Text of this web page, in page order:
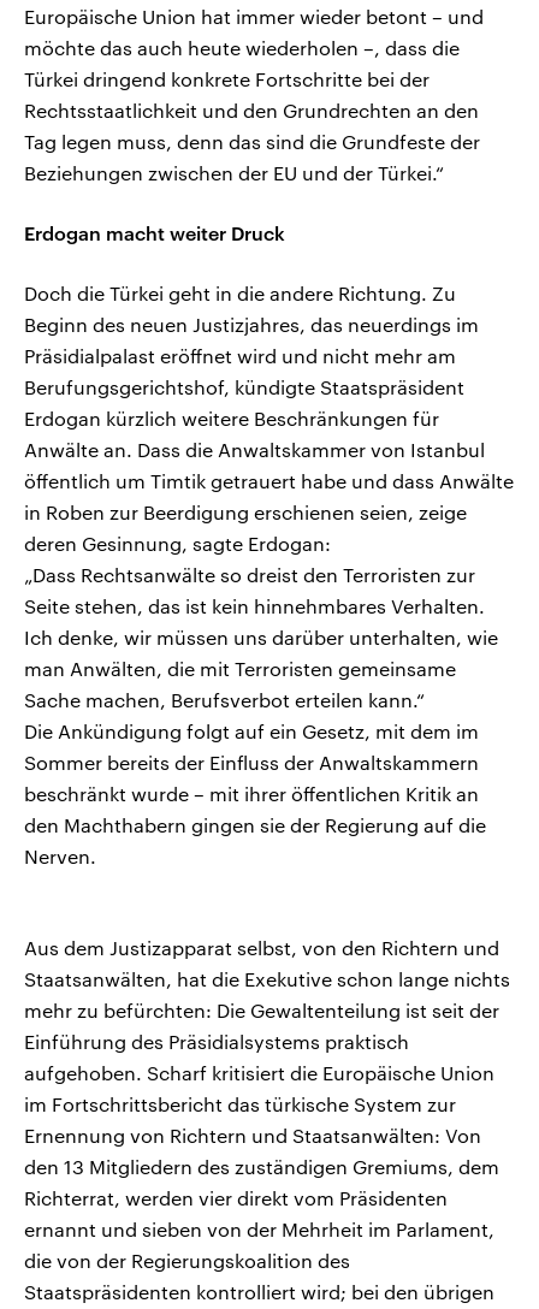
Europäische Union hat immer wieder betont – und
möchte das auch heute wiederholen –, dass die
Türkei dringend konkrete Fortschritte bei der
Rechtsstaatlichkeit und den Grundrechten an den
Tag legen muss, denn das sind die Grundfeste der
Beziehungen zwischen der EU und der Türkei.“
Erdogan macht weiter Druck
Doch die Türkei geht in die andere Richtung. Zu
Beginn des neuen Justizjahres, das neuerdings im
Präsidialpalast eröffnet wird und nicht mehr am
Berufungsgerichtshof, kündigte Staatspräsident
Erdogan kürzlich weitere Beschränkungen für
Anwälte an. Dass die Anwaltskammer von Istanbul
öffentlich um Timtik getrauert habe und dass Anwälte
in Roben zur Beerdigung erschienen seien, zeige
deren Gesinnung, sagte Erdogan:
„Dass Rechtsanwälte so dreist den Terroristen zur
Seite stehen, das ist kein hinnehmbares Verhalten.
Ich denke, wir müssen uns darüber unterhalten, wie
man Anwälten, die mit Terroristen gemeinsame
Sache machen, Berufsverbot erteilen kann.“
Die Ankündigung folgt auf ein Gesetz, mit dem im
Sommer bereits der Einfluss der Anwaltskammern
beschränkt wurde – mit ihrer öffentlichen Kritik an
den Machthabern gingen sie der Regierung auf die
Nerven.
Aus dem Justizapparat selbst, von den Richtern und
Staatsanwälten, hat die Exekutive schon lange nichts
mehr zu befürchten: Die Gewaltenteilung ist seit der
Einführung des Präsidialsystems praktisch
aufgehoben. Scharf kritisiert die Europäische Union
im Fortschrittsbericht das türkische System zur
Ernennung von Richtern und Staatsanwälten: Von
den 13 Mitgliedern des zuständigen Gremiums, dem
Richterrat, werden vier direkt vom Präsidenten
ernannt und sieben von der Mehrheit im Parlament,
die von der Regierungskoalition des
Staatspräsidenten kontrolliert wird; bei den übrigen